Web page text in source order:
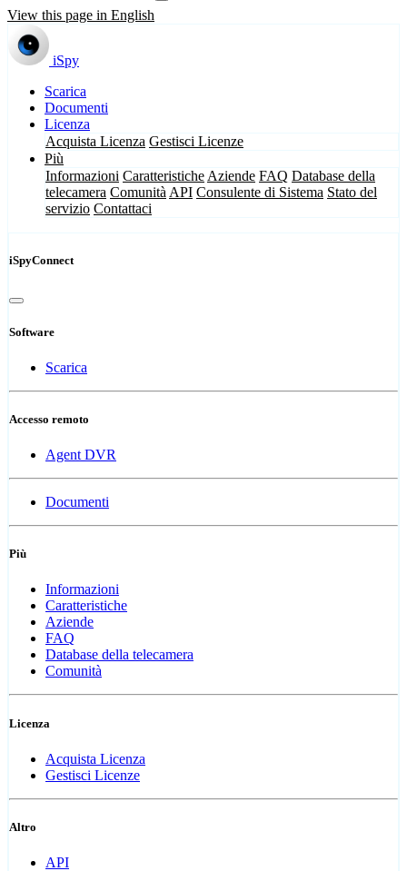
View this page in English
iSpy
Scarica
Documenti
Licenza
Acquista Licenza Gestisci Licenze
Più
Informazioni Caratteristiche Aziende FAQ Database della
telecamera Comunità API Consulente di Sistema Stato del
servizio Contattaci
iSpyConnect
Software
Scarica
Accesso remoto
Agent DVR
Documenti
Più
Informazioni
Caratteristiche
Aziende
FAQ
Database della telecamera
Comunità
Licenza
Acquista Licenza
Gestisci Licenze
Altro
API